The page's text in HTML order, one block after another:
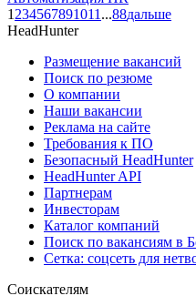
1 234567891011 ...88дальше
HeadHunter
Размещение вакансий
Поиск по резюме
О компании
Наши вакансии
Реклама на сайте
Требования к ПО
Безопасный HeadHunter
HeadHunter API
Партнерам
Инвесторам
Каталог компаний
Поиск по вакансиям в
Сетка: соцсеть для
Соискателям